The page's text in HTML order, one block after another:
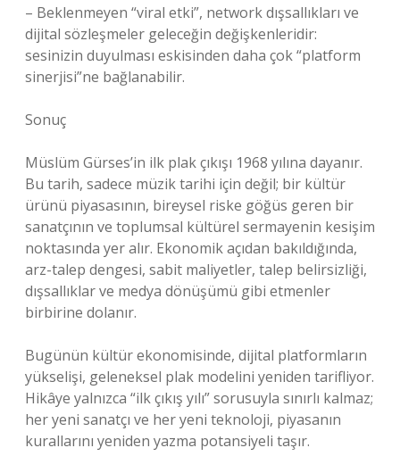
– Beklenmeyen “viral etki”, network dışsallıkları ve
dijital sözleşmeler geleceğin değişkenleridir:
sesinizin duyulması eskisinden daha çok “platform
sinerjisi”ne bağlanabilir.
Sonuç
Müslüm Gürses’in ilk plak çıkışı 1968 yılına dayanır.
Bu tarih, sadece müzik tarihi için değil; bir kültür
ürünü piyasasının, bireysel riske göğüs geren bir
sanatçının ve toplumsal kültürel sermayenin kesişim
noktasında yer alır. Ekonomik açıdan bakıldığında,
arz-talep dengesi, sabit maliyetler, talep belirsizliği,
dışsallıklar ve medya dönüşümü gibi etmenler
birbirine dolanır.
Bugünün kültür ekonomisinde, dijital platformların
yükselişi, geleneksel plak modelini yeniden tarifliyor.
Hikâye yalnızca “ilk çıkış yılı” sorusuyla sınırlı kalmaz;
her yeni sanatçı ve her yeni teknoloji, piyasanın
kurallarını yeniden yazma potansiyeli taşır.